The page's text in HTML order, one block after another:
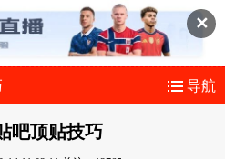
✕
导航
吧顶贴技巧